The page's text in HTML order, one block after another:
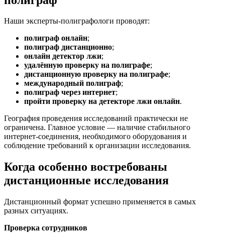
Наши эксперты-полиграфологи проводят:
полиграф онлайн;
полиграф дистанционно;
онлайн детектор лжи;
удалённую проверку на полиграфе;
дистанционную проверку на полиграфе;
международный полиграф;
полиграф через интернет;
пройти проверку на детекторе лжи онлайн.
География проведения исследований практически не
ограничена. Главное условие — наличие стабильного
интернет-соединения, необходимого оборудования и
соблюдение требований к организации исследования.
Когда особенно востребованы
дистанционные исследования
Дистанционный формат успешно применяется в самых
разных ситуациях.
Проверка сотрудников